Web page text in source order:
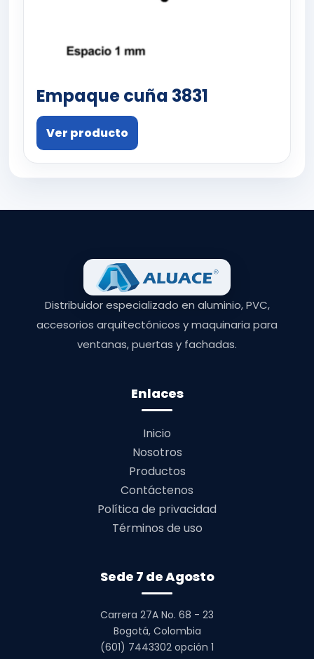
Empaque cuña 3831
Ver producto
Distribuidor especializado en aluminio, PVC,
accesorios arquitectónicos y maquinaria para
ventanas, puertas y fachadas.
Enlaces
Inicio
Nosotros
Productos
Contáctenos
Política de privacidad
Términos de uso
Sede 7 de Agosto
Carrera 27A No. 68 - 23
Bogotá, Colombia
(601) 7443302 opción 1